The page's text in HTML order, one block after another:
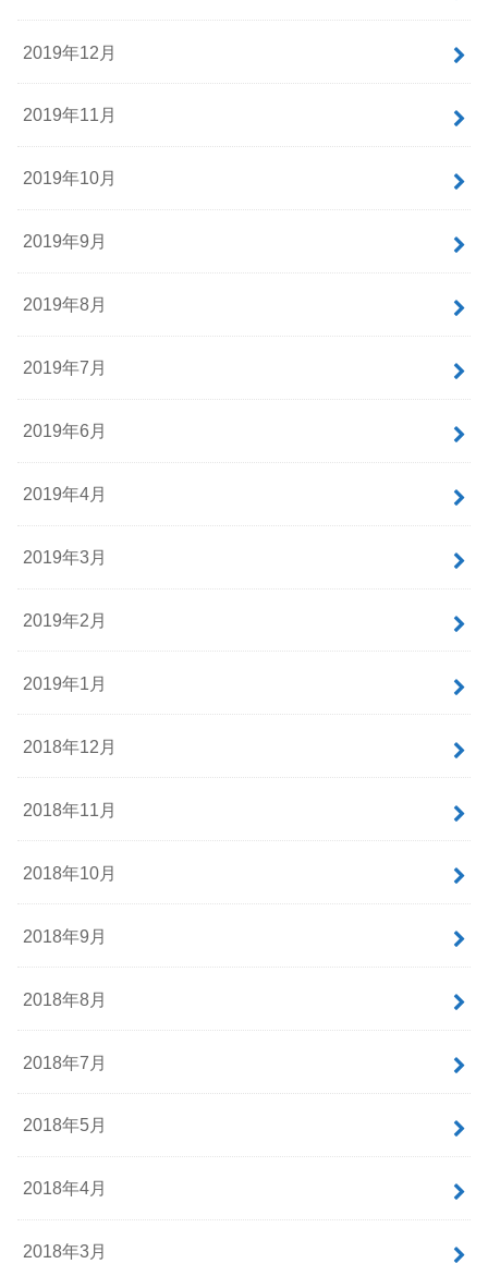
2019年12月
2019年11月
2019年10月
2019年9月
2019年8月
2019年7月
2019年6月
2019年4月
2019年3月
2019年2月
2019年1月
2018年12月
2018年11月
2018年10月
2018年9月
2018年8月
2018年7月
2018年5月
2018年4月
2018年3月